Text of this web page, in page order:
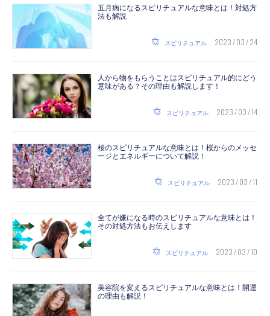
五月病になるスピリチュアルな意味とは！対処方
法も解説
スピリチュアル 2023 / 03 / 24
人から物をもらうことはスピリチュアル的にどう
意味がある？その理由も解説します！
スピリチュアル 2023 / 03 / 14
桜のスピリチュアルな意味とは！桜からのメッセ
ージとエネルギーについて解説！
スピリチュアル 2023 / 03 / 11
全てが嫌になる時のスピリチュアルな意味とは！
その対処方法もお伝えします
スピリチュアル 2023 / 03 / 10
美容院を変えるスピリチュアルな意味とは！開運
の理由も解説！